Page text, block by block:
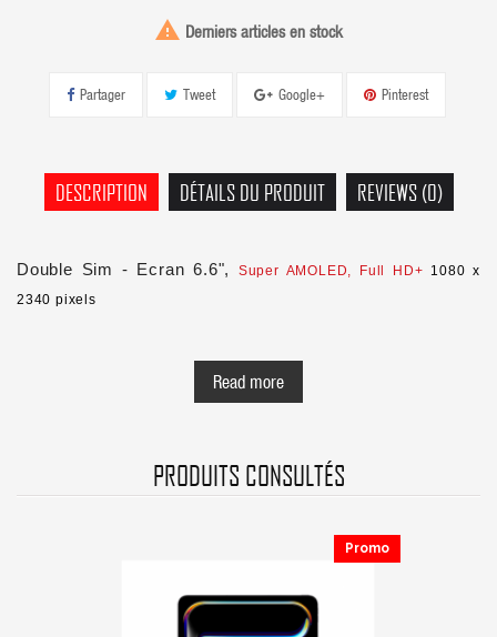
 Derniers articles en stock
Partager Tweet Google+ Pinterest
DESCRIPTION DÉTAILS DU PRODUIT REVIEWS (0)
Double Sim - Ecran 6.6", Super AMOLED, Full HD+ 1080 x
2340 pixels
- Mémoire128 Gb
(f/1.8, OIS) + 8 MP (ultra grand angle, f/2.2,
FOV 120°) + 5 MP (macro, f/2.4)
Read more
PRODUITS CONSULTÉS
Promo